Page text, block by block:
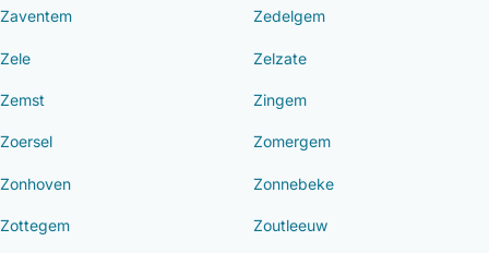
Zaventem Zedelgem
Zele Zelzate
Zemst Zingem
Zoersel Zomergem
Zonhoven Zonnebeke
Zottegem Zoutleeuw